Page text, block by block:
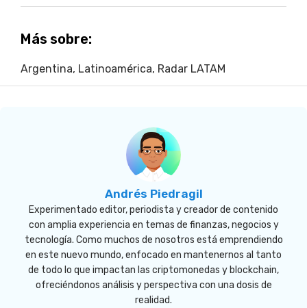
Más sobre:
Argentina, Latinoamérica, Radar LATAM
Andrés Piedragil
Experimentado editor, periodista y creador de contenido
con amplia experiencia en temas de finanzas, negocios y
tecnología. Como muchos de nosotros está emprendiendo
en este nuevo mundo, enfocado en mantenernos al tanto
de todo lo que impactan las criptomonedas y blockchain,
ofreciéndonos análisis y perspectiva con una dosis de
realidad.